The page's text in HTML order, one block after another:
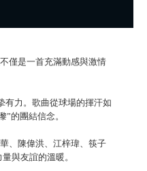
僅是一首充滿動感與激情
有力。歌曲從球場的揮汗如
的團結信念。
、陳偉洪、江梓瑋、筷子
與友誼的溫暖。